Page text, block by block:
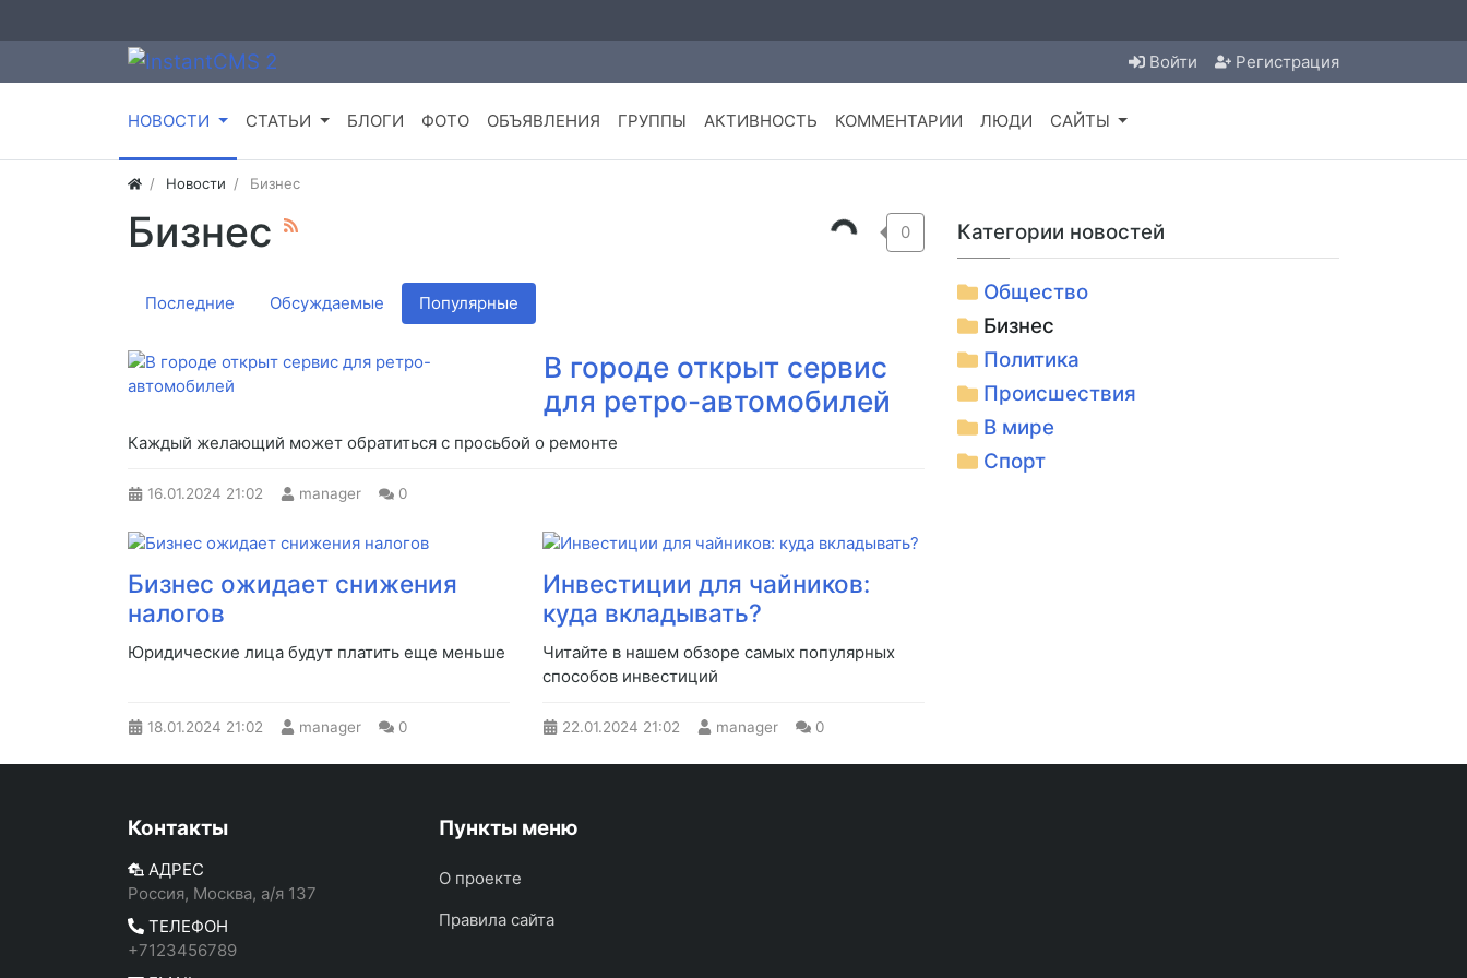
Войти Регистрация
НОВОСТИ СТАТЬИ БЛОГИ ФОТО ОБЪЯВЛЕНИЯ ГРУППЫ АКТИВНОСТЬ КОММЕНТАРИИ ЛЮДИ САЙТЫ
Новости Бизнес
Бизнес 0
Последние Обсуждаемые Популярные
В городе открыт сервис
для ретро-автомобилей
Каждый желающий может обратиться с просьбой о ремонте
16.01.2024 21:02 manager 0
Бизнес ожидает снижения
налогов
Юридические лица будут платить еще меньше
18.01.2024 21:02 manager 0
Инвестиции для чайников:
куда вкладывать?
Читайте в нашем обзоре самых популярных
способов инвестиций
22.01.2024 21:02 manager 0
Категории новостей
Общество
Бизнес
Политика
Происшествия
В мире
Спорт
Контакты
АДРЕС
Россия, Москва, а/я 137
ТЕЛЕФОН
+7123456789
Пункты меню
О проекте
Правила сайта